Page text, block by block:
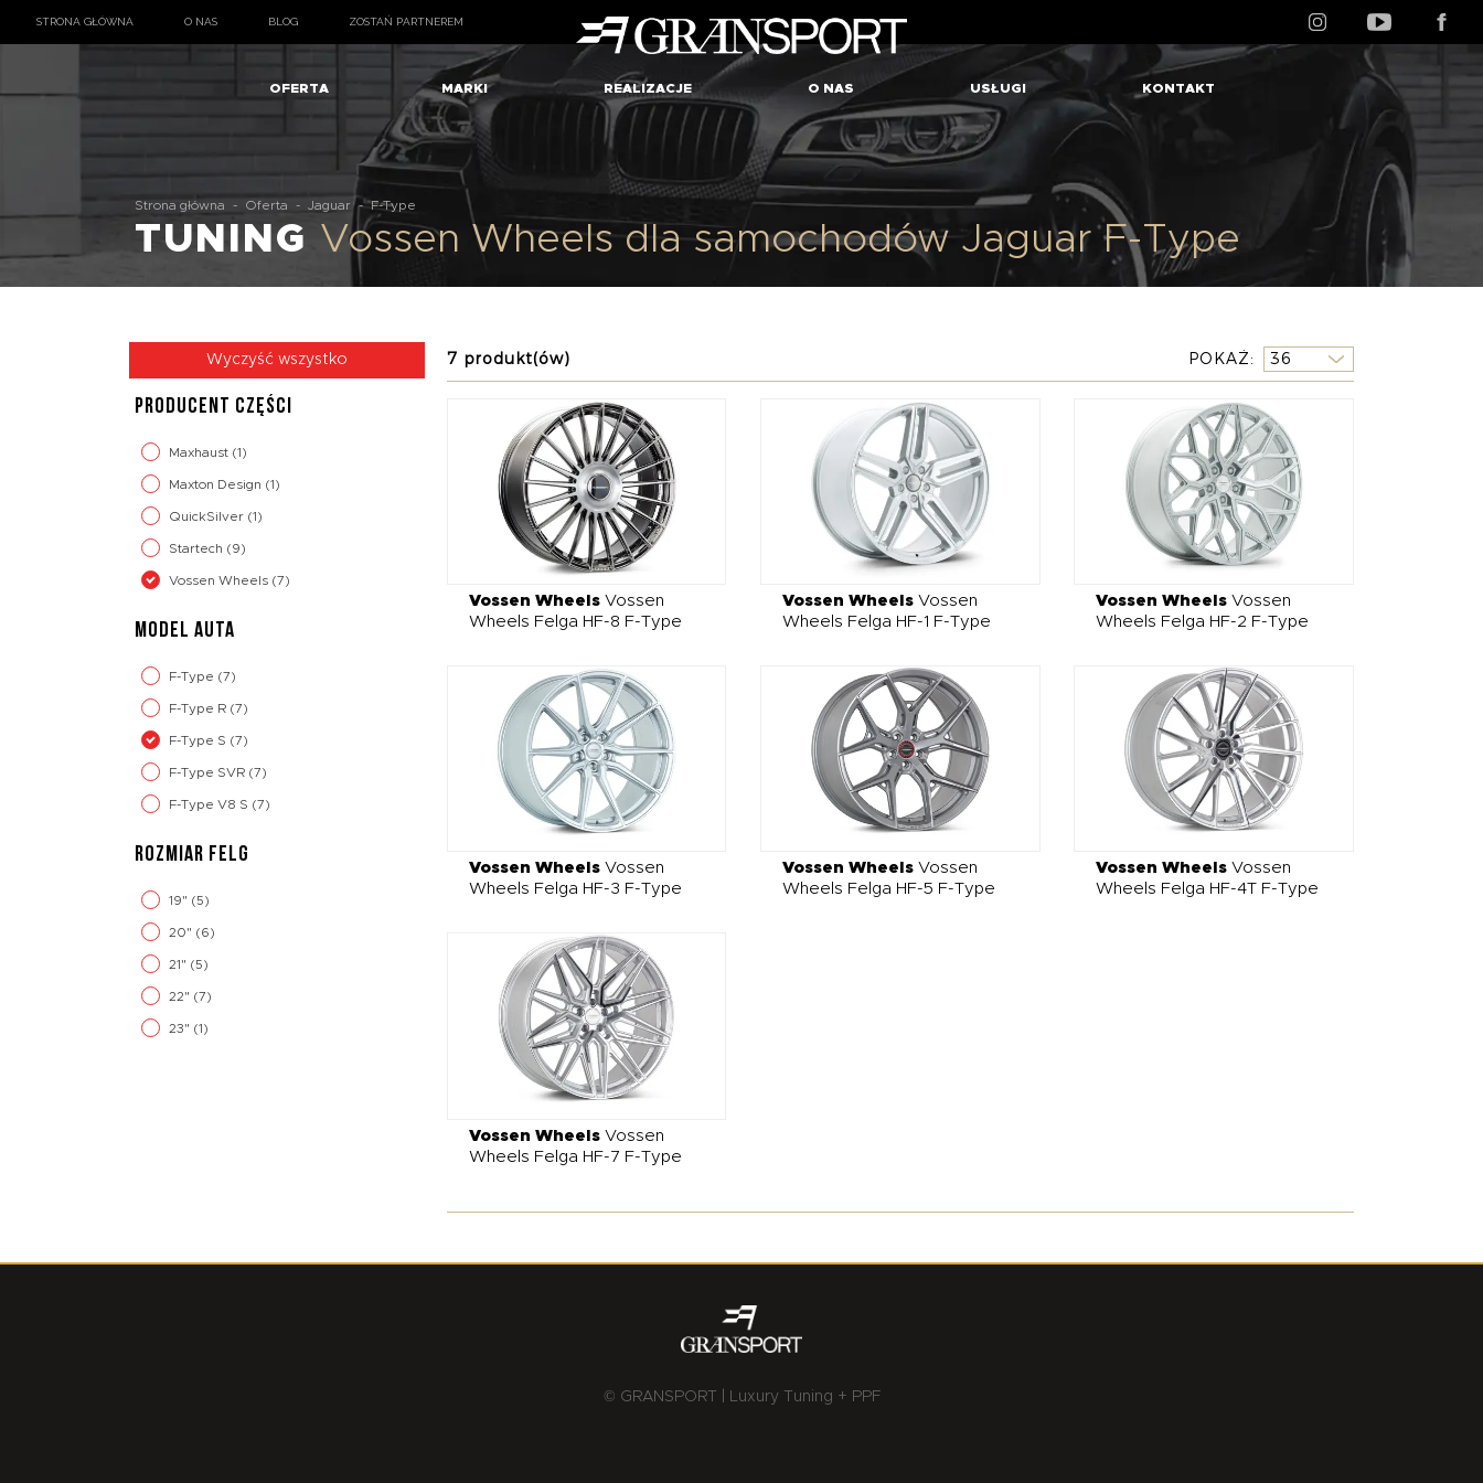
STRONA GŁÓWNA O NAS BLOG ZOSTAŃ PARTNEREM
OFERTA MARKI REALIZACJE O NAS USŁUGI KONTAKT
Strona główna - Oferta - Jaguar - F-Type
TUNING Vossen Wheels dla samochodów Jaguar F-Type
Wyczyść wszystko
PRODUCENT CZĘŚCI
Maxhaust (1)
Maxton Design (1)
QuickSilver (1)
Startech (9)
Vossen Wheels (7)
MODEL AUTA
F-Type (7)
F-Type R (7)
F-Type S (7)
F-Type SVR (7)
F-Type V8 S (7)
ROZMIAR FELG
19" (5)
20" (6)
21" (5)
22" (7)
23" (1)
7 produkt(ów) POKAŻ
Vossen WheelsVossen
Wheels Felga HF-8 F-Type
Vossen WheelsVossen
Wheels Felga HF-1 F-Type
Vossen Wheels Vossen
Wheels Felga HF-2 F-Type
Vossen WheelsVossen
Wheels Felga HF-3 F-Type
Vossen WheelsVossen
Wheels Felga HF-5 F-Type
Vossen Wheels Vossen
Wheels Felga HF-4T F-Type
Vossen WheelsVossen
Wheels Felga HF-7 F-Type
© GRANSPORT | Luxury Tuning + PPF